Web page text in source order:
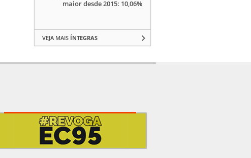
maior desde 2015: 10,06%
VEJA MAIS ÍNTEGRAS